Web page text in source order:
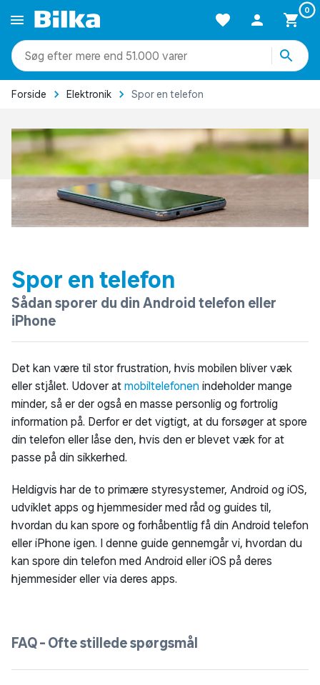
0
mere end 51.000 varer
Forside Elektronik Spor en telefon
Spor en telefon
Sådan sporer du din Android telefon eller
iPhone
Det kan være til stor frustration, hvis mobilen bliver væk
eller stjålet. Udover at mobiltelefonen indeholder mange
minder, så er der også en masse personlig og fortrolig
information på. Derfor er det vigtigt, at du forsøger at spore
din telefon eller låse den, hvis den er blevet væk for at
passe på din sikkerhed.
Heldigvis har de to primære styresystemer, Android og iOS,
udviklet apps og hjemmesider med råd og guides til,
hvordan du kan spore og forhåbentlig få din Android telefon
eller iPhone igen. I denne guide gennemgår vi, hvordan du
kan spore din telefon med Android eller iOS på deres
hjemmesider eller via deres apps.
FAQ - Ofte stillede spørgsmål